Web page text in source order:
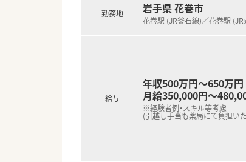
勤務地 岩手県 花巻市
花巻駅 (JR釜石線)／花巻駅 (JR
給与
年収500万円～650万円
月給350,000円～
※経験者例・スキル等考慮
(引越し手当も薬局にて負担い